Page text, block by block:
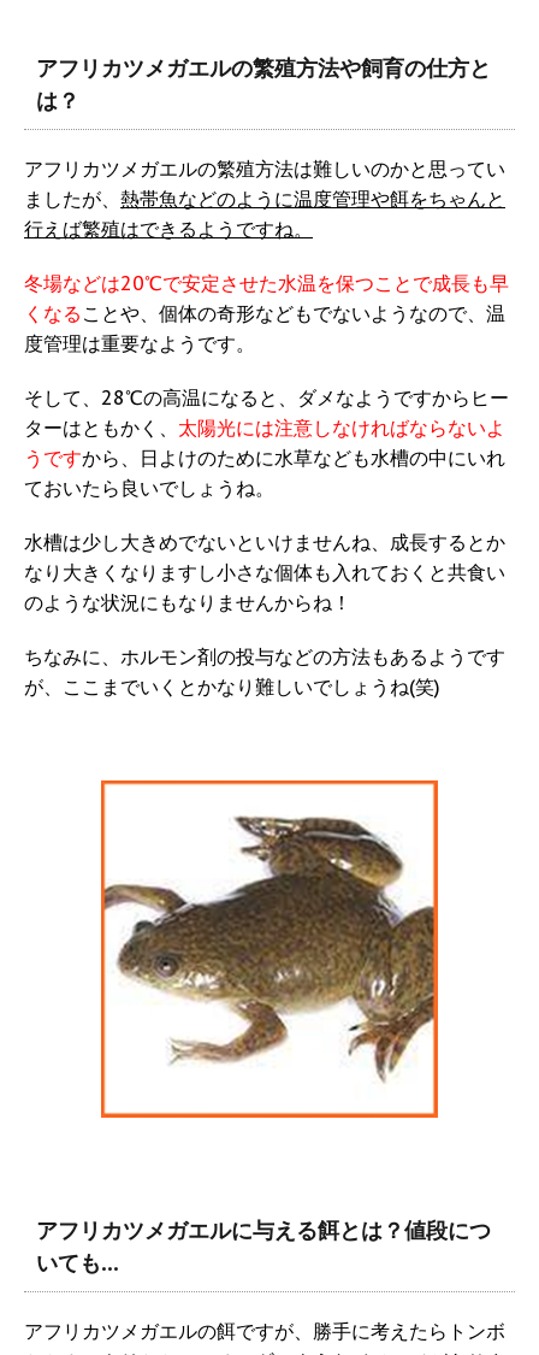
アフリカツメガエルの繁殖方法や飼育の仕方と
は？
アフリカツメガエルの繁殖方法は難しいのかと思ってい
ましたが、 熱帯魚などのように温度管理や餌をちゃんと
行えば繁殖はできるようですね。
冬場などは20℃で安定させた水温を保つことで成長も早
くなる ことや、個体の奇形などもでないようなので、温
度管理は重要なようです。
そして、28℃の高温になると、ダメなようですからヒー
ターはともかく、 太陽光には注意しなければならないよ
うですから、日よけのために水草なども水槽の中にいれ
ておいたら良いでしょうね。
水槽は少し大きめでないといけませんね、成長するとか
なり大きくなりますし小さな個体も入れておくと共食い
のような状況にもなりませんからね！
ちなみに、ホルモン剤の投与などの方法もあるようです
が、ここまでいくとかなり難しいでしょうね(笑)
アフリカツメガエルに与える餌とは？値段につ
いても…
アフリカツメガエルの餌ですが、勝手に考えたらトンボ